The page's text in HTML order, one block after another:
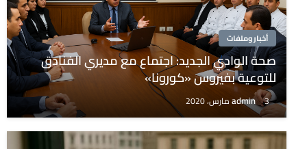
أخبار وملفات
صحة الوادي الجديد: اجتماع مع مديري الفنادق
للتوعية بفيروس «كورونا»
admin 3 مارس، 2020